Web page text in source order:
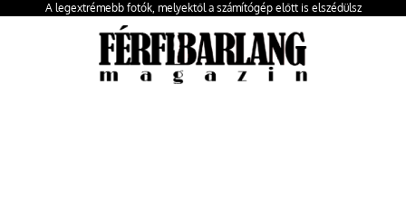
A legextrémebb fotók, melyektől a számítógép előtt is elszédülsz